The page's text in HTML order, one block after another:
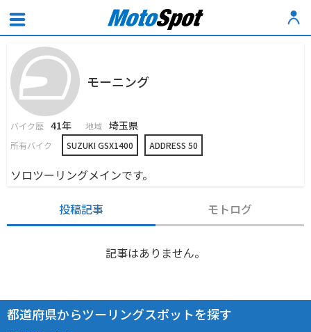
モーニング
バイク歴 41年 地域 埼玉県
所有バイク SUZUKI GSX1400 ADDRESS 50
ソロツーリングメインです。
投稿記事 モトログ
記事はありません。
都道府県からツーリングスポットを探す